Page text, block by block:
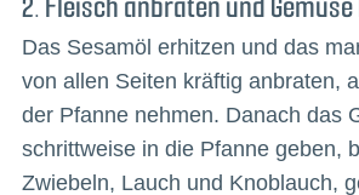
Das Sesamöl erhitzen und das
von allen Seiten kräftig anbraten,
der Pfanne nehmen. Danach das
schrittweise in die Pfanne geben,
Zwiebeln, Lauch und Knoblauch,